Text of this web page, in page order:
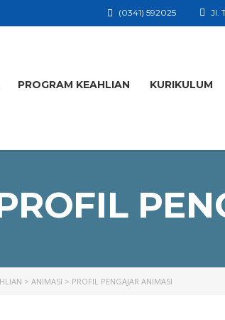
Jl.
(0341) 592025
PROGRAM KEAHLIAN KURIKULUM
> ANIMASI > PROFIL PENGAJAR ANIMASI